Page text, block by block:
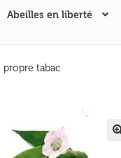
Abeilles en liberté
tabac